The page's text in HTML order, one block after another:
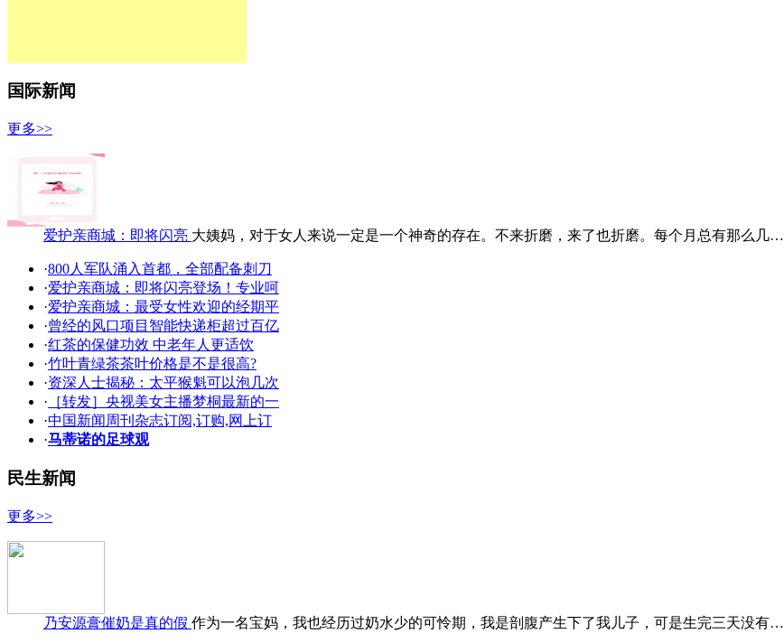
国际新闻
更多>>
爱护亲商城：即将闪亮 大姨妈，对于女人来说一定是一个神奇的存在。不来折磨，来了也折磨。每个月总有那么几…
·800人军队涌入首都，全部配备刺刀
·爱护亲商城：即将闪亮登场！专业呵
·爱护亲商城：最受女性欢迎的经期平
·曾经的风口项目智能快递柜超过百亿
·红茶的保健功效 中老年人更适饮
·竹叶青绿茶茶叶价格是不是很高?
·资深人士揭秘：太平猴魁可以泡几次
· ［转发］央视美女主播梦桐最新的一
·中国新闻周刊杂志订阅,订购,网上订
·马蒂诺的足球观
民生新闻
更多>>
乃安源膏催奶是真的假 作为一名宝妈，我也经历过奶水少的可怜期，我是剖腹产生下了我儿子，可是生完三天没有…